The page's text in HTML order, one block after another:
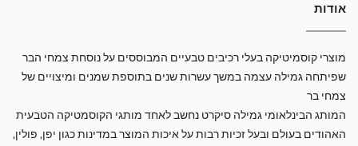
אודות
מוצרי קוסמיטיקה בעלי רכיבים טבעיים המבוססים על נוסחת צמחי הבר
שפיתחה גמילה עצמה במשך עשרות שנים בתוספת שמנים ומיצויים של
צמחי בר
המותג הבינלאומי גמילה סיקרט נחשב לאחד מותגי הקוסמטיקה הטבעית
האהודים בעולם ובעל זכיות רבות על איכות המוצר במדינות כגון יפן, פולין,